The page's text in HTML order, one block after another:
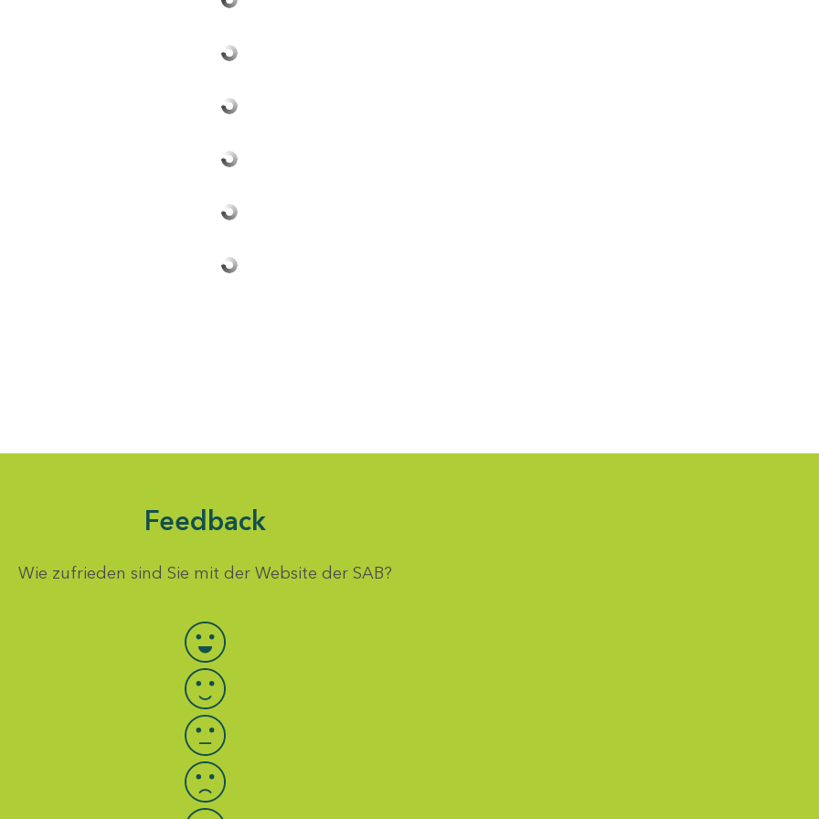
Feedback
Wie zufrieden sind Sie mit der Website der SAB?
Bewertung auswählen